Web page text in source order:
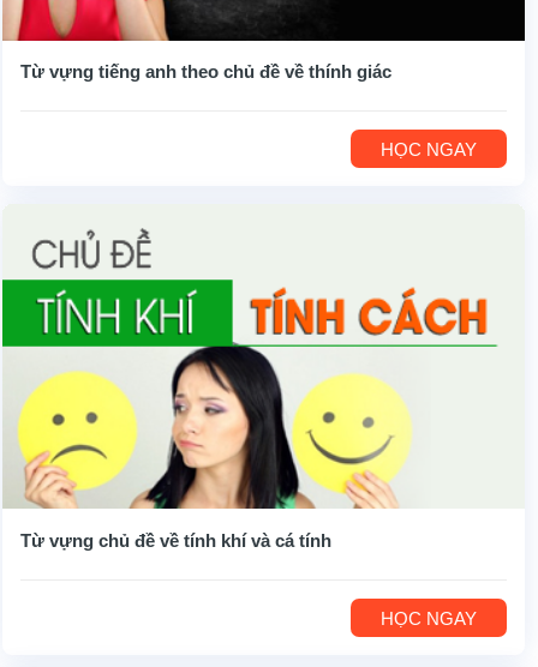
Từ vựng tiếng anh theo chủ đề về thính giác
HỌC NGAY
Từ vựng chủ đề về tính khí và cá tính
HỌC NGAY